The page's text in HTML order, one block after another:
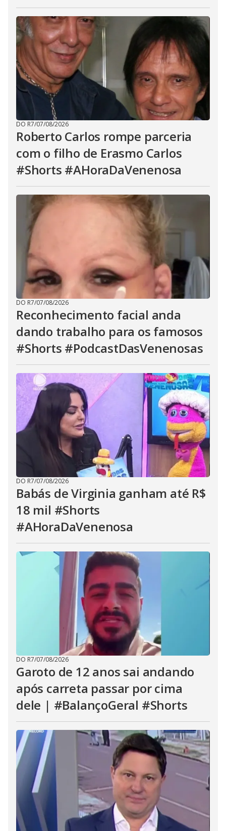
DO R7/07/08/2026
Roberto Carlos rompe parceria
com o filho de Erasmo Carlos
#Shorts #AHoraDaVenenosa
DO R7/07/08/2026
Reconhecimento facial anda
dando trabalho para os famosos
#Shorts #PodcastDasVenenosas
DO R7/07/08/2026
Babás de Virginia ganham até R$
18 mil #Shorts
#AHoraDaVenenosa
DO R7/07/08/2026
Garoto de 12 anos sai andando
após carreta passar por cima
dele | #BalançoGeral #Shorts